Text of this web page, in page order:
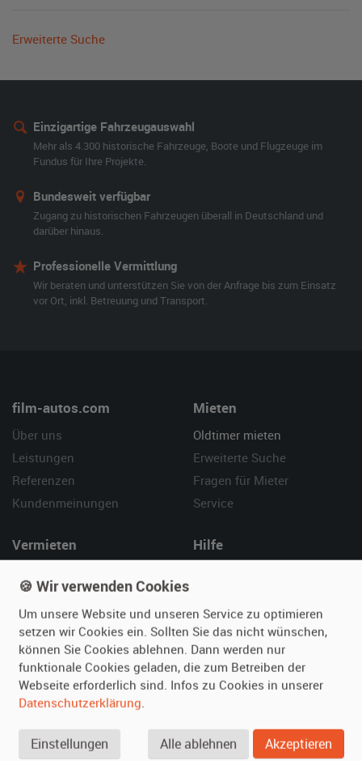
Erweiterte Suche
Einzigartige Fahrzeugauswahl
Mehr als 4.300 historische Fahrzeuge, Boote und Flugzeuge im
Fundus für Ihre Projekte.
Bundesweit verfügbar
Zugang zu historischen Fahrzeugen überall in Deutschland und
darüber hinaus.
Professionelle Vermittlung
Wir beraten und unterstützen Sie von der Anfrage bis zum Einsatz
vor Ort, inkl. Betreuung und Transport.
film-autos.com
Über uns
Leistungen
Referenzen
Kundenmeinungen
Mieten
Oldtimer mieten
Erweiterte Suche
Fragen für Mieter
Service
Vermieten
Fotos senden
Fragen für Vermieter
Inserat verwalten
Hilfe
Kontakt
SPECIAL
Berühmte Filmautos –
🍪 Wir verwenden Cookies
Um unsere Website und unseren Service zu optimieren
setzen wir Cookies ein. Sollten Sie das nicht wünschen,
können Sie Cookies ablehnen. Dann werden nur
funktionale Cookies geladen, die zum Betreiben der
Webseite erforderlich sind. Infos zu Cookies in unserer
Datenschutzerklärung.
Einstellungen Alle ablehnen Akzeptieren